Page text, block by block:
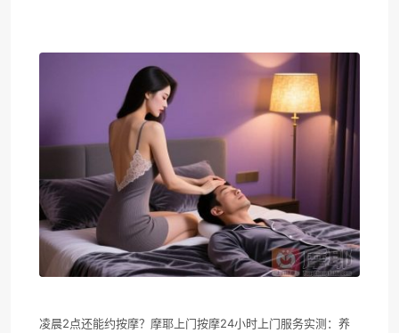
凌晨2点还能约按摩？摩耶上门按摩24小时上门服务实测：养